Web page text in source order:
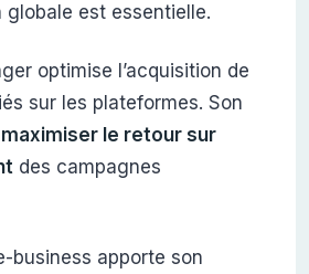
globale est essentielle.
optimise l’acquisition de
sur les plateformes. Son
maximiser le retour sur
des campagnes
business apporte son